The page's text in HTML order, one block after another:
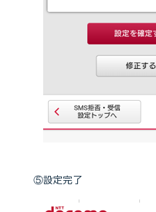
⑤設定完了